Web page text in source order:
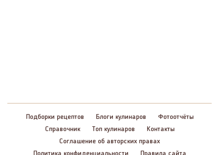
Подборки рецептов Блоги кулинаров
Фотоотчёты
Справочник
Топ кулинаров
Контакты
Соглашение об авторских правах
Политика конфиденциальности
Правила сайта